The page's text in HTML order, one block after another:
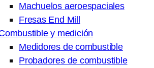
Machuelos aeroespaciales
Fresas End Mill
y medición
Medidores de combustible
Probadores de combustible